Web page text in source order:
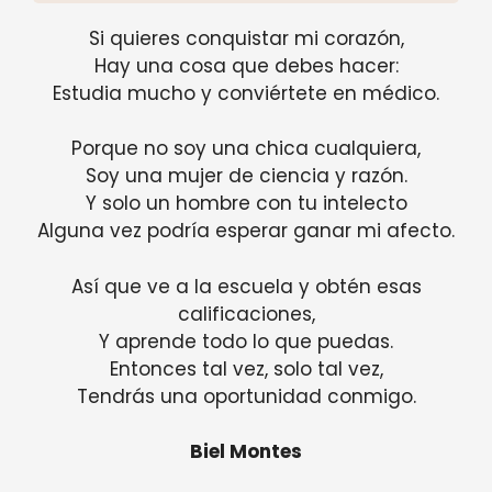
Si quieres conquistar mi corazón,
Hay una cosa que debes hacer:
Estudia mucho y conviértete en médico.
Porque no soy una chica cualquiera,
Soy una mujer de ciencia y razón.
Y solo un hombre con tu intelecto
Alguna vez podría esperar ganar mi afecto.
Así que ve a la escuela y obtén esas
calificaciones,
Y aprende todo lo que puedas.
Entonces tal vez, solo tal vez,
Tendrás una oportunidad conmigo.
Biel Montes